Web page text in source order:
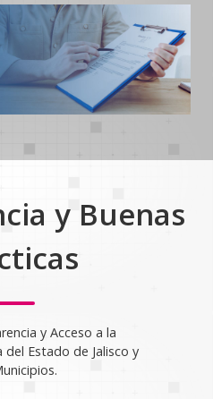
y Buenas
y Acceso a la
Estado de Jalisco y